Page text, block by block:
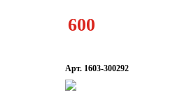
600
Арт. 1603-300292